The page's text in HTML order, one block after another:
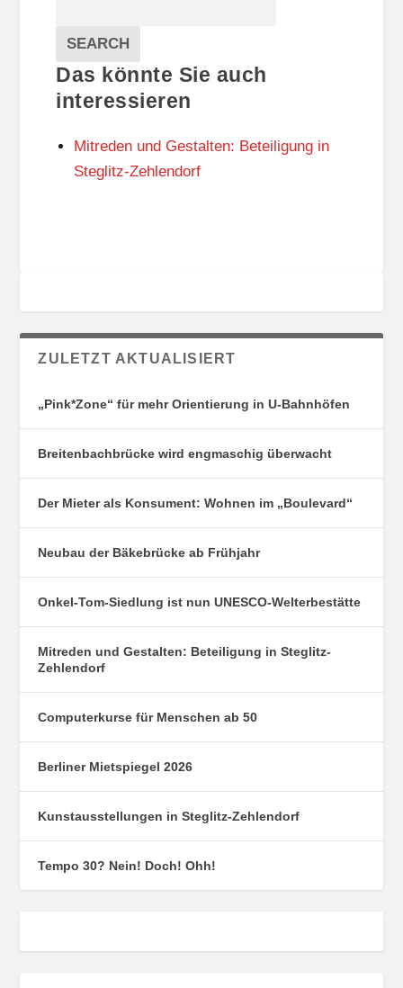
A
L
T
U
S
O
E
G
O
R
N
Veranstaltungen
SEARCH
Das könnte Sie auch
interessieren
Mitreden und Gestalten: Beteiligung in
Steglitz-Zehlendorf
ZULETZT AKTUALISIERT
„Pink*Zone“ für mehr Orientierung in U-Bahnhöfen
Breitenbachbrücke wird engmaschig überwacht
Der Mieter als Konsument: Wohnen im „Boulevard“
Neubau der Bäkebrücke ab Frühjahr
Onkel-Tom-Siedlung ist nun UNESCO-Welterbestätte
Mitreden und Gestalten: Beteiligung in Steglitz-
Zehlendorf
Computerkurse für Menschen ab 50
Berliner Mietspiegel 2026
Kunstausstellungen in Steglitz-Zehlendorf
Tempo 30? Nein! Doch! Ohh!